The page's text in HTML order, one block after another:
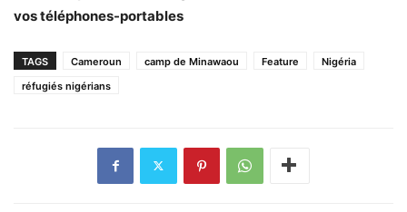
vos téléphones-portables
TAGS Cameroun camp de Minawaou Feature
Nigéria
réfugiés nigérians